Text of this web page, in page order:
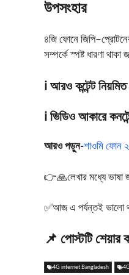
উপসংহার
৪জি ফোনে
সম্পর্কে স্পষ্ট ধারণা
ℹ️ আরও কন্টেন্ট
ℹ️ ভিডিও আকারে
আরও পড়ুন-শাওমি ফোন
👉🙏লেখার মধ্যে ভাষা
✅আজ এ পর্যন্তই ভালো
📌 পোস্টটি
4G internet Bangladesh